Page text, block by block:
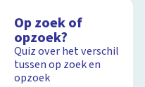
Op zoek of
opzoek?
Quiz over het verschil
tussen op zoek en
opzoek